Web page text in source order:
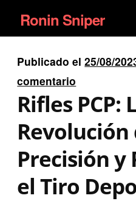
Ir
a
la
navegación
Ir
al
contenido
Ronin Sniper
PISTOLAS
RIFLES DEPORTIVOS
SATELITALES
Publicado el25/08/
comentario
Rifles PCP:
Revolución
Precisión y
el Tiro